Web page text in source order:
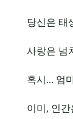
당신은 태
사랑은 넘
혹시... 엄
이미, 인